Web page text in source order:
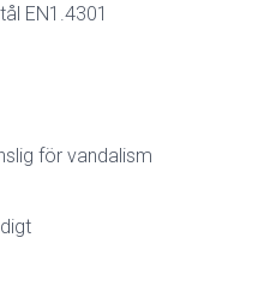
EN1.4301
för vandalism